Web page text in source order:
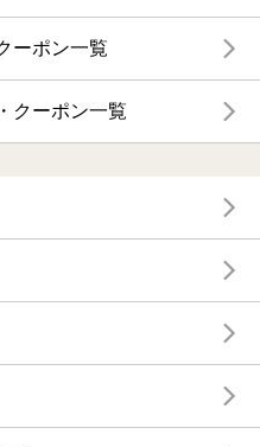
ーポン一覧
クーポン一覧